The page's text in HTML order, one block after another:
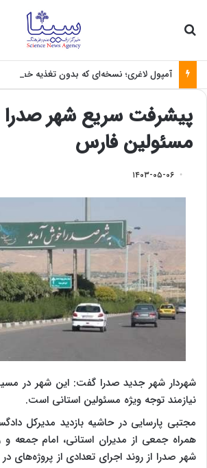
آمپول لاغری؛ نسخه‌ای که بدون تغذیه خطرناک
پیشرفت سریع شهر صدرا
مسئولین فارس
۱۴۰۳-۰۵-۰۶
شهردار شهر جدید صدرا گفت: این شهر در
نیازمند توجه ویژه مسئولین استانی است.
مجتبی پارسایی در حاشیه بازدید مدیرکل
همراه جمعی از مدیران استانی، امام جمعه
شهر صدرا از روند اجرای تعدادی از پروژه‌های